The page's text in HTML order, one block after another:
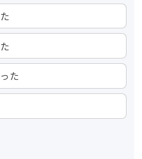
た